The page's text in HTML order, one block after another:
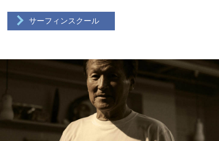
サーフィンスクール